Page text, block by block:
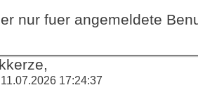
nur fuer angemeldete
17:24:37